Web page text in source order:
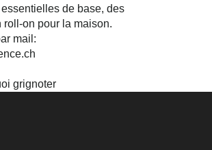
de base, des
roll-on pour la maison.
mail:
grignoter